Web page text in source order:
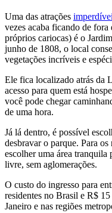
Uma das atrações
vezes acaba ficando de fora
próprios cariocas) é o
junho de 1808, o local
vegetações incríveis e
Ele fica localizado atrás da
acesso para quem está
você pode chegar
de uma hora.
Já lá dentro, é possível
desbravar o parque. Para
escolher uma área tranquila
livre, sem aglomerações.
O custo do ingresso para
residentes no Brasil e R$
Janeiro e nas regiões